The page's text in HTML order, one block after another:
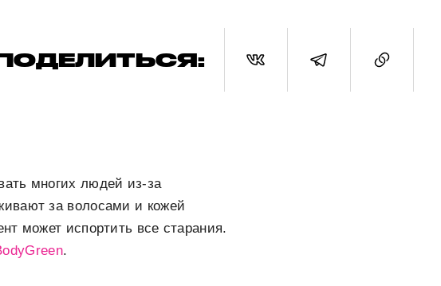
многих людей из-за
за волосами и кожей
может испортить все старания.
.